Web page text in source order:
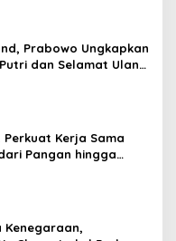
Prabowo Ungkapkan
dan Selamat Ulang
Kerja Sama
Pangan hingga
Kenegaraan,